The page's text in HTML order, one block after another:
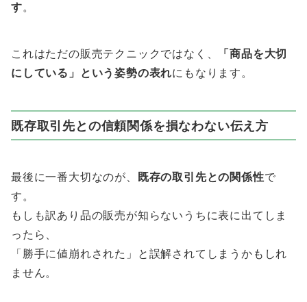
す。
これはただの販売テクニックではなく、
「商品を大切
にしている」という姿勢の表れにもなります。
既存取引先との信頼関係を損なわない伝え方
最後に一番大切なのが、 既存の取引先との関係性で
す。
もしも訳あり品の販売が知らないうちに表に出てしま
ったら、
「勝手に値崩れされた」と誤解されてしまうかもしれ
ません。